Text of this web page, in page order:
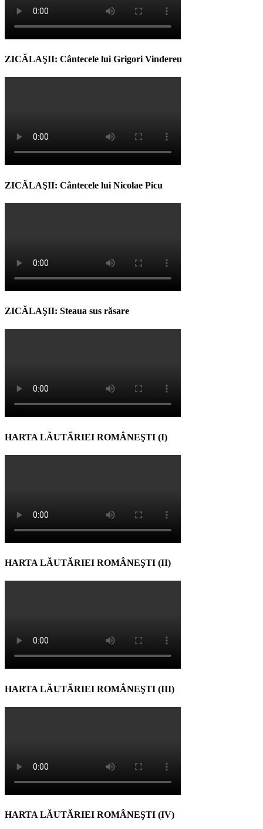
ZICĂLAŞII: Cântecele lui Grigori Vindereu
ZICĂLAŞII: Cântecele lui Nicolae Picu
ZICĂLAŞII: Steaua sus răsare
HARTA LĂUTĂRIEI ROMÂNEŞTI (I)
HARTA LĂUTĂRIEI ROMÂNEŞTI (II)
HARTA LĂUTĂRIEI ROMÂNEŞTI (III)
HARTA LĂUTĂRIEI ROMÂNEŞTI (IV)